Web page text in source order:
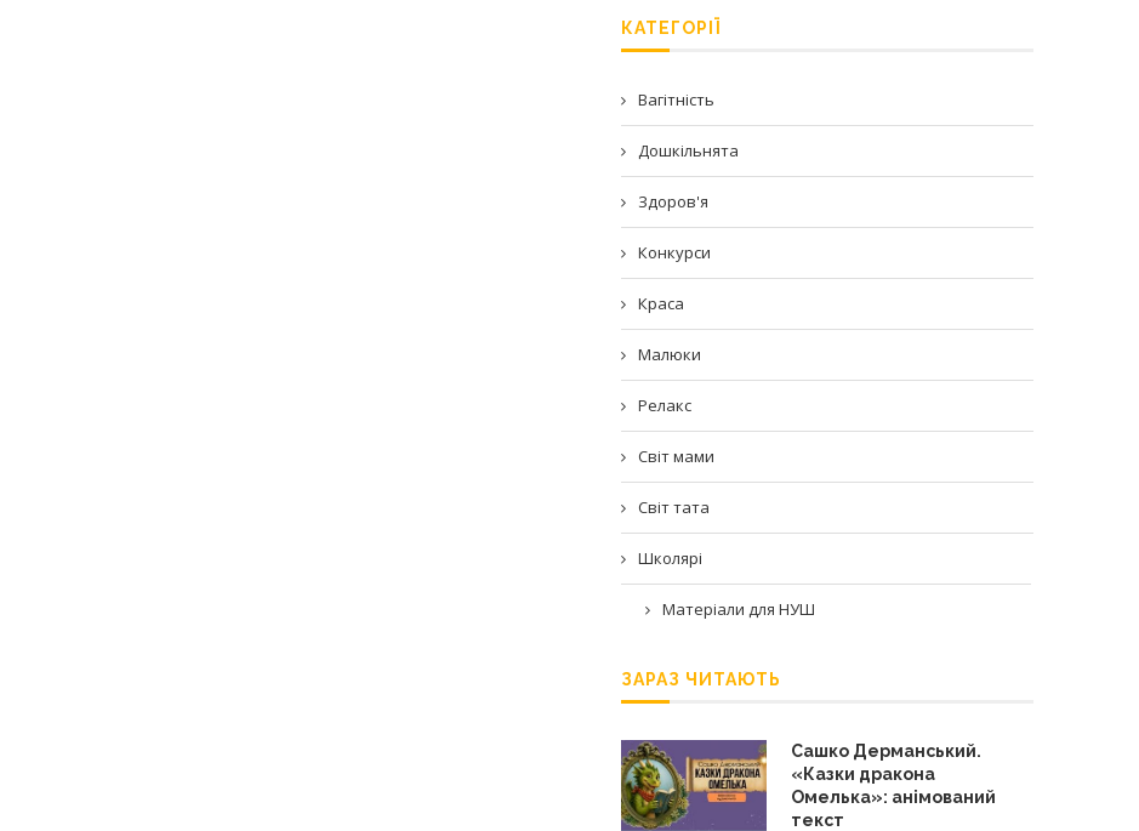
КАТЕГОРІЇ
Вагітність
Дошкільнята
Здоров'я
Конкурси
Краса
Малюки
Релакс
Світ мами
Світ тата
Школярі
Матеріали для НУШ
ЗАРАЗ ЧИТАЮТЬ
Сашко Дерманський.
«Казки дракона
Омелька»: анімований
текст